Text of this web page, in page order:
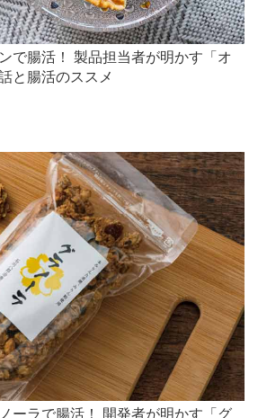
で腸活！ 製品担当者が明かす「オ
と腸活のススメ
ーラで腸活！ 開発者が明かす「グ